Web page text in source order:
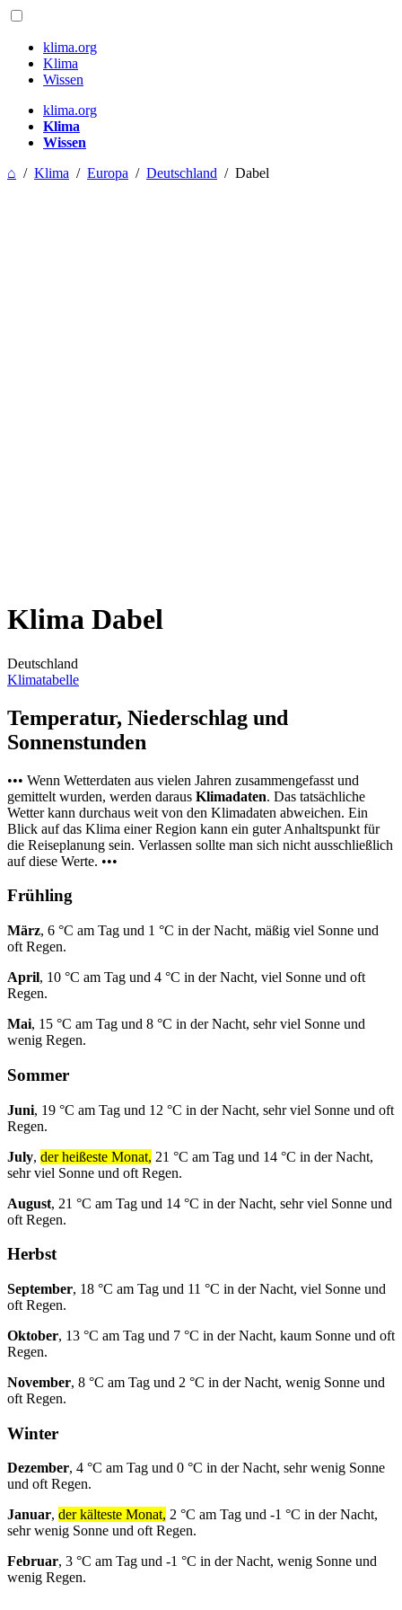
klima.org
Klima
Wissen
klima.org
Klima
Wissen
⌂ / Klima / Europa / Deutschland / Dabel
Klima Dabel
Deutschland
Klimatabelle
Temperatur, Niederschlag und
Sonnenstunden
••• Wenn Wetterdaten aus vielen Jahren zusammengefasst und
gemittelt wurden, werden daraus Klimadaten. Das tatsächliche
Wetter kann durchaus weit von den Klimadaten abweichen. Ein
Blick auf das Klima einer Region kann ein guter Anhaltspunkt für
die Reiseplanung sein. Verlassen sollte man sich nicht ausschließlich
auf diese Werte. •••
Frühling
März, 6 °C am Tag und 1 °C in der Nacht, mäßig viel Sonne und
oft Regen.
April, 10 °C am Tag und 4 °C in der Nacht, viel Sonne und oft
Regen.
Mai, 15 °C am Tag und 8 °C in der Nacht, sehr viel Sonne und
wenig Regen.
Sommer
Juni, 19 °C am Tag und 12 °C in der Nacht, sehr viel Sonne und oft
Regen.
July, der heißeste Monat, 21 °C am Tag und 14 °C in der Nacht,
sehr viel Sonne und oft Regen.
August, 21 °C am Tag und 14 °C in der Nacht, sehr viel Sonne und
oft Regen.
Herbst
September, 18 °C am Tag und 11 °C in der Nacht, viel Sonne und
oft Regen.
Oktober, 13 °C am Tag und 7 °C in der Nacht, kaum Sonne und oft
Regen.
November, 8 °C am Tag und 2 °C in der Nacht, wenig Sonne und
oft Regen.
Winter
Dezember, 4 °C am Tag und 0 °C in der Nacht, sehr wenig Sonne
und oft Regen.
Januar, der kälteste Monat, 2 °C am Tag und -1 °C in der Nacht,
sehr wenig Sonne und oft Regen.
Februar, 3 °C am Tag und -1 °C in der Nacht, wenig Sonne und
wenig Regen.